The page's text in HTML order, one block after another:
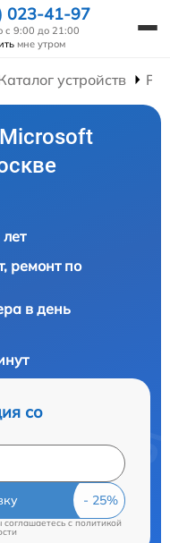
023-41-97
с 9:00 до 21:00
мне утром
устройств
ремонт по
в день
со
соглашаетесь cполитикой